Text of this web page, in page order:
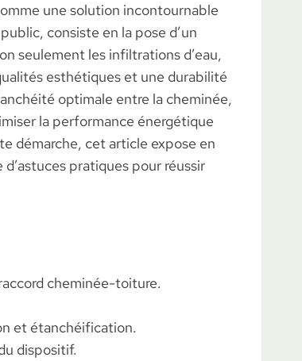
une solution incontournable
consiste en la pose d’un
seulement les infiltrations d’eau,
esthétiques et une durabilité
optimale entre la cheminée,
la performance énergétique
démarche, cet article expose en
pratiques pour réussir
cheminée-toiture.
et étanchéification.
dispositif.